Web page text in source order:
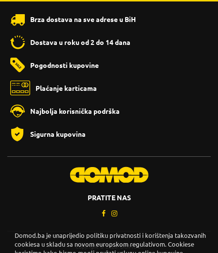
Brza dostava na sve adrese u BiH
Dostava u roku od 2 do 14 dana
Pogodnosti kupovine
Plaćanje karticama
Najbolja korisnička podrška
Sigurna kupovina
PRATITE NAS
Copyright © 2026. DOMOD.
Domod.ba je unaprijedio politiku privatnosti i korištenja takozvanih
cookiesa u skladu sa novom europskom regulativom. Cookiese